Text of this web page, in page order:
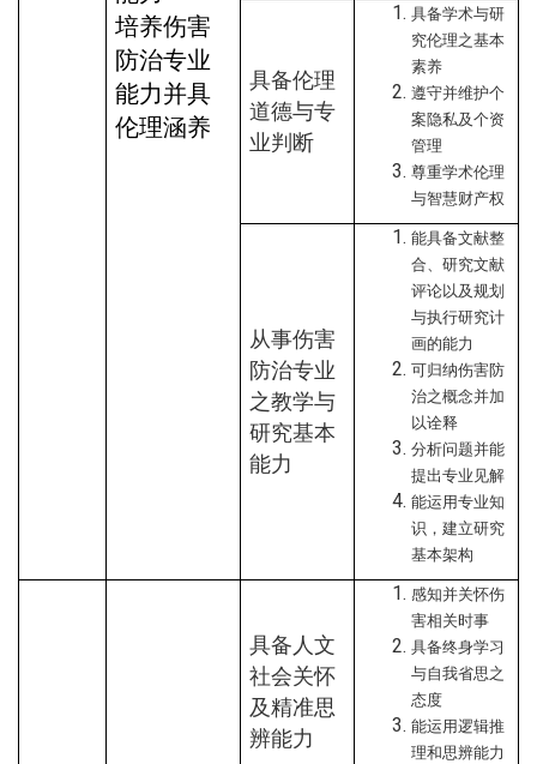
培养伤害
防治专业
能力并具
伦理涵养
具备伦理
道德与专
业判断
具备学术与研
究伦理之基本
素养
遵守并维护个
案隐私及个资
管理
尊重学术伦理
与智慧财产权
从事伤害
防治专业
之教学与
研究基本
能力
能具备文献整
合、研究文献
评论以及规划
与执行研究计
画的能力
可归纳伤害防
治之概念并加
以诠释
分析问题并能
提出专业见解
能运用专业知
识，建立研究
基本架构
具备人文
社会关怀
及精准思
辨能力
感知并关怀伤
害相关时事
具备终身学习
与自我省思之
态度
能运用逻辑推
理和思辨能力